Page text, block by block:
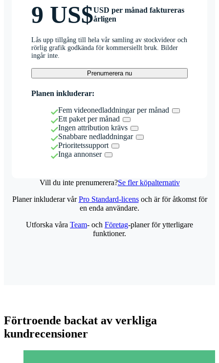
9 US$USD per månad faktureras
årligen
Lås upp tillgång till hela vår samling av stockvideor och
rörlig grafik godkända för kommersiellt bruk. Bilder
ingår inte.
Prenumerera nu
Planen inkluderar:
Fem videonedladdningar per månad
Ett paket per månad
Ingen attribution krävs
Snabbare nedladdningar
Prioritetssupport
Inga annonser
Vill du inte prenumerera?Se fler köpalternativ
Planer inkluderar vårPro Standard-licensoch är för åtkomst för
en enda användare.
Utforska våra Team- och Företag-planer för ytterligare
funktioner.
Förtroende backat av verkliga
kundrecensioner